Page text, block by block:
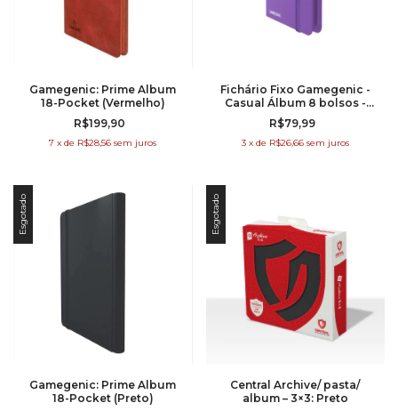
Gamegenic: Prime Album
18-Pocket (Vermelho)
R$199,90
7 xde R$28,56 sem juros
Fichário Fixo Gamegenic -
Casual Álbum 8 bolsos -
Roxo
R$79,99
3 x de R$26,66 sem juros
Esgotado
Gamegenic: Prime Album
18-Pocket (Preto)
Esgotado
Central Archive/ pasta/
album – 3×3: Preto